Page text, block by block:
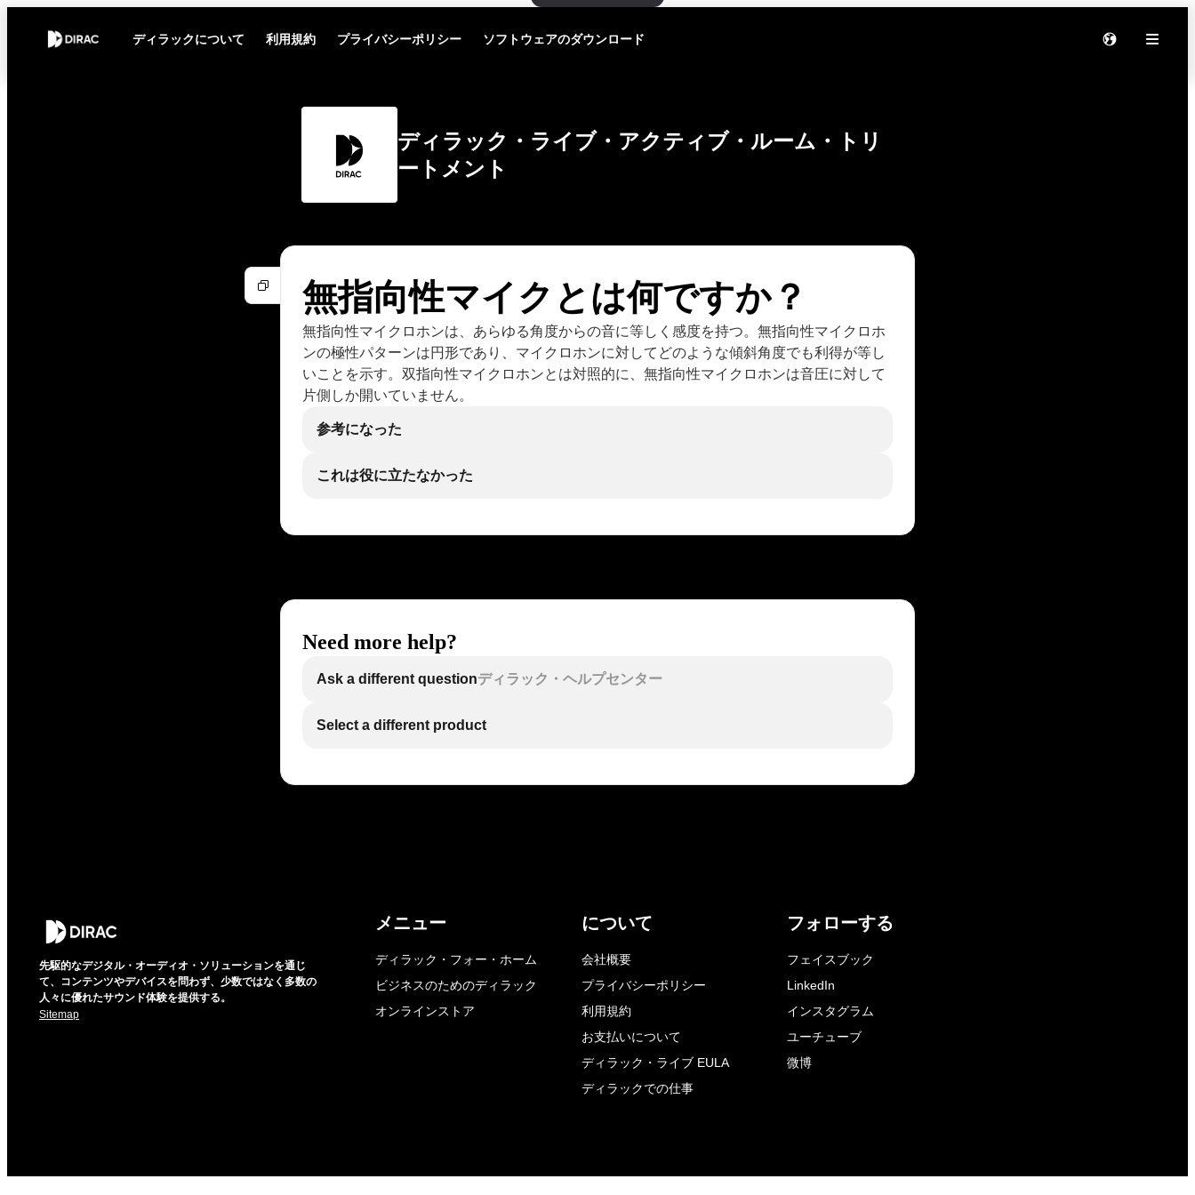
ディラックについて 利用規約 プライバシーポリシー ソフトウェアのダウンロード
ディラック・ライブ・アクティブ・ルーム・トリ
ートメント
無指向性マイクとは何ですか？
無指向性マイクロホンは、あらゆる角度からの音に等しく感度を持つ。無指向性マイクロホ
ンの極性パターンは円形であり、マイクロホンに対してどのような傾斜角度でも利得が等し
いことを示す。双指向性マイクロホンとは対照的に、無指向性マイクロホンは音圧に対して
片側しか開いていません。
参考になった
これは役に立たなかった
Need more help?
Ask a different questionディラック・ヘルプセンター
Select a different product
先駆的なデジタル・オーディオ・ソリューションを通じ
て、コンテンツやデバイスを問わず、少数ではなく多数の
人々に優れたサウンド体験を提供する。
Sitemap
メニュー
ディラック・フォー・ホーム
ビジネスのためのディラック
オンラインストア
について
会社概要
プライバシーポリシー
利用規約
お支払いについて
ディラック・ライブ EULA
ディラックでの仕事
フォローする
フェイスブック
LinkedIn
インスタグラム
ユーチューブ
微博